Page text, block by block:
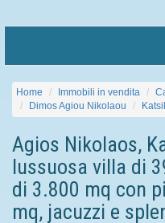
Home Immobili in vendita
Dimos Agiou Nikolaou
Agios Nikolaos,
lussuosa villa di
di 3.800 mq con
mq, jacuzzi e